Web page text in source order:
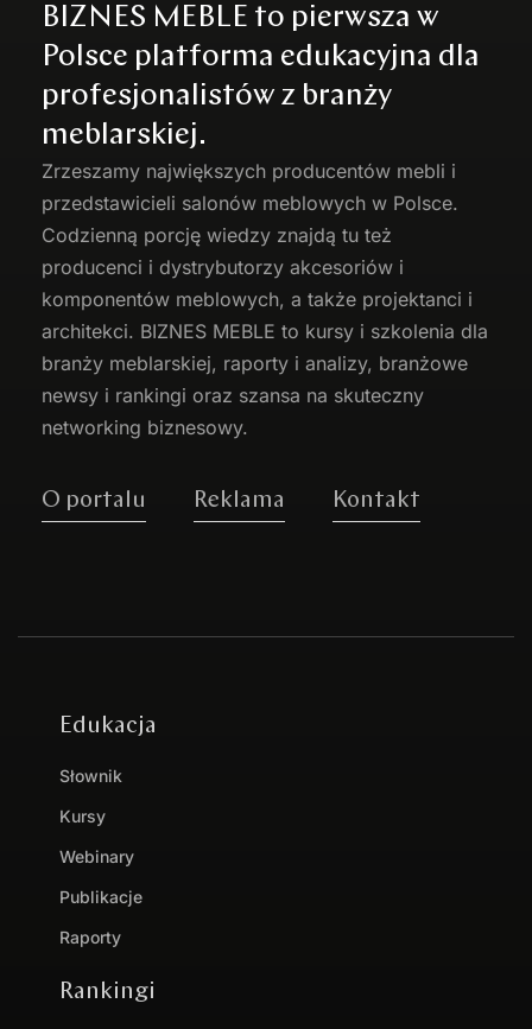
BIZNES MEBLE to pierwsza w
Polsce platforma edukacyjna dla
profesjonalistów z branży
meblarskiej.
Zrzeszamy największych producentów mebli i
przedstawicieli salonów meblowych w Polsce.
Codzienną porcję wiedzy znajdą tu też
producenci i dystrybutorzy akcesoriów i
komponentów meblowych, a także projektanci i
architekci. BIZNES MEBLE to kursy i szkolenia dla
branży meblarskiej, raporty i analizy, branżowe
newsy i rankingi oraz szansa na skuteczny
networking biznesowy.
O portalu Reklama Kontakt
Edukacja
Słownik
Kursy
Webinary
Publikacje
Raporty
Rankingi